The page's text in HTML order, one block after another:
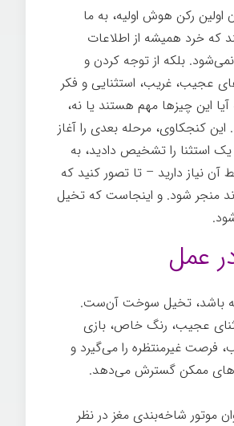
اولین رکن هوش اولیه، به ما
که خرد همیشه از اطلاعات
بلکه از توجه کردن و
عجیب، غریب، استثنایی و فکر
آیا این چیزها مهم هستند یا نه،
کنجکاوی، مرحله بعدی را آغاز
استثنا را تشخیص دادید، به
آن نیاز دارید – تا تصور کنید که
منجر شود. و اینجاست که تخیل
عمل
باشد، تخیل سوخت آن‌ست.
عجیب، رنگ خاص، بازی
فرصت غیرمنتظره را می‌گیرد و
ممکن گسترش می‌دهد.
موتور شاخه‌بندی مغز در نظر